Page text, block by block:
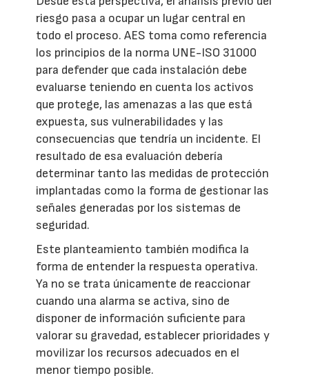
riesgo pasa a ocupar un lugar central en
todo el proceso. AES toma como referencia
los principios de la norma UNE-ISO 31000
para defender que cada instalación debe
evaluarse teniendo en cuenta los activos
que protege, las amenazas a las que está
expuesta, sus vulnerabilidades y las
consecuencias que tendría un incidente. El
resultado de esa evaluación debería
determinar tanto las medidas de protección
implantadas como la forma de gestionar las
señales generadas por los sistemas de
seguridad.
Este planteamiento también modifica la
forma de entender la respuesta operativa.
Ya no se trata únicamente de reaccionar
cuando una alarma se activa, sino de
disponer de información suficiente para
valorar su gravedad, establecer prioridades y
movilizar los recursos adecuados en el
menor tiempo posible.